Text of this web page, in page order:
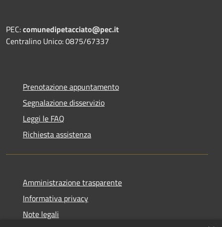
PEC:comunedipetacciato@pec.it
Centralino Unico: 0875/67337
Prenotazione appuntamento
Segnalazione disservizio
Leggi le FAQ
Richiesta assistenza
Amministrazione trasparente
Informativa privacy
Note legali